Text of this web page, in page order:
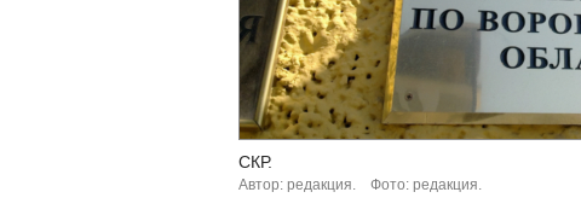
СКР.
Автор: редакция. Фото: редакция.